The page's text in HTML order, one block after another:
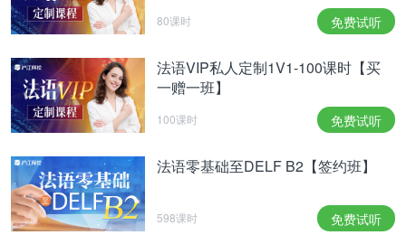
80课时 免费试听
法语VIP私人定制1V1-100课时【买
一赠一班】
100课时 免费试听
法语零基础至DELF B2【签约班】
598课时 免费试听